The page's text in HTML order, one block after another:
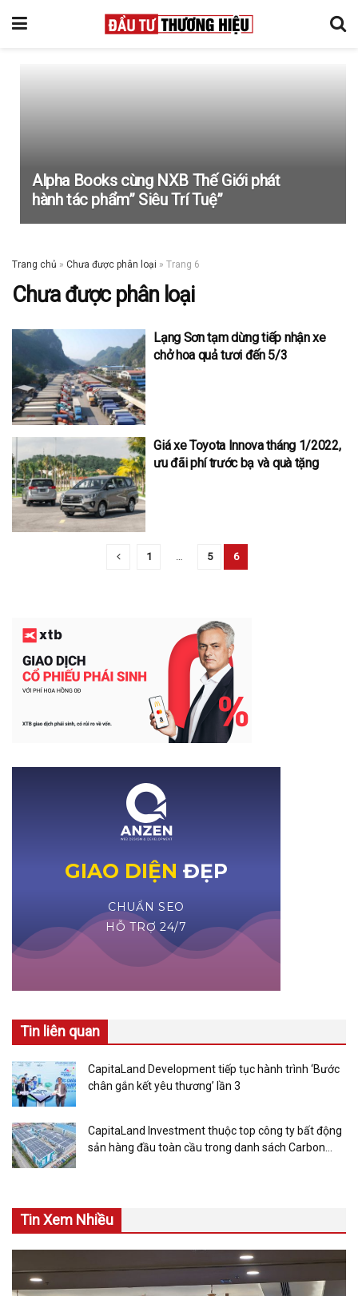
Alpha Books cùng NXB Thế Giới phát
hành tác phẩm” Siêu Trí Tuệ”
Trang chủ » Chưa được phân loại » Trang 6
Chưa được phân loại
Lạng Sơn tạm dừng tiếp nhận xe
chở hoa quả tươi đến 5/3
Giá xe Toyota Innova tháng 1/2022,
ưu đãi phí trước bạ và quà tặng
1 … 5 6
Tin liên quan
CapitaLand Development tiếp tục hành trình ‘Bước
chân gắn kết yêu thương’ lần 3
CapitaLand Investment thuộc top công ty bất động
sản hàng đầu toàn cầu trong danh sách Carbon
Tin Xem Nhiều